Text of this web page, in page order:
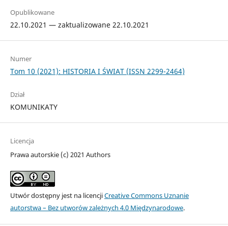
Opublikowane
22.10.2021 — zaktualizowane 22.10.2021
Numer
Tom 10 (2021): HISTORIA I ŚWIAT (ISSN 2299-2464)
Dział
KOMUNIKATY
Licencja
Prawa autorskie (c) 2021 Authors
Utwór dostępny jest na licencjiCreative Commons Uznanie
autorstwa – Bez utworów zależnych 4.0 Międzynarodowe.